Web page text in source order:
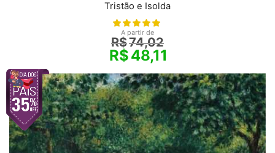
Tristão e Isolda
A partir de
R$74,02
R$48,11